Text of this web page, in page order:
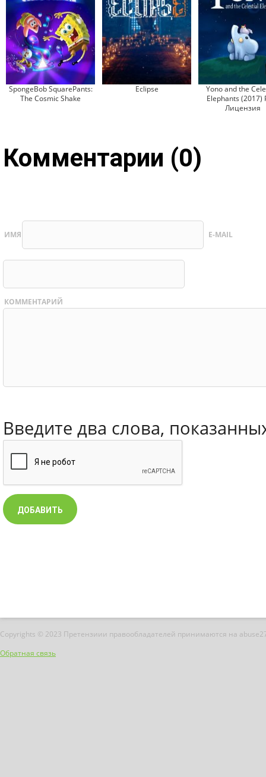
SpongeBob SquarePants:
The Cosmic Shake
Eclipse
Yono and the
Elephants (2017)
Лицензия
Комментарии (0)
ИМЯ E-MAIL
КОММЕНТАРИЙ
Введите два слова,
Copyrights © 2023 Претензиии правообладателей принимаются на
Обратная связь